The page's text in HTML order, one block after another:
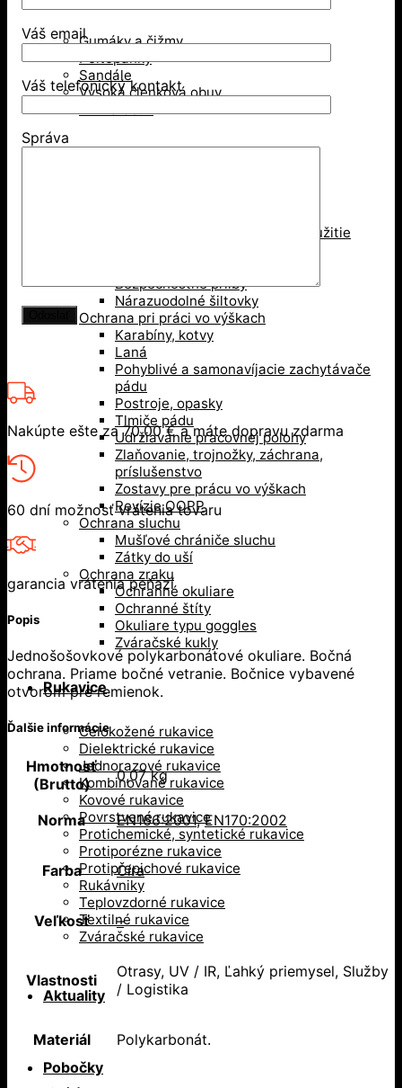
Gumáky a čižmy
Poltopánky
Sandále
Vysoká členková obuv
Zimná obuv
Respirátory na viacnásobné použitie
Bezpečnostné prilby
Nárazuodolné šiltovky
Ochrana pri práci vo výškach
Karabíny, kotvy
Laná
Pohyblivé a samonavíjacie zachytávače
pádu
Postroje, opasky
Tlmiče pádu
Udržiavanie pracovnej polohy
Zlaňovanie, trojnožky, záchrana,
príslušenstvo
Zostavy pre prácu vo výškach
Revízie OOPP
Ochrana sluchu
Mušľové chrániče sluchu
Zátky do uší
Ochrana zraku
Ochranné okuliare
Ochranné štíty
Okuliare typu goggles
Zváračské kukly
Rukavice
Celokožené rukavice
Dielektrické rukavice
Jednorazové rukavice
Kombinované rukavice
Kovové rukavice
Povrstvené rukavice
Protichemické, syntetické rukavice
Protiporézne rukavice
Protiprepichové rukavice
Rukávniky
Teplovzdorné rukavice
Textilné rukavice
Zváračské rukavice
Aktuality
Pobočky
Váš email
Váš telefonický kontakt
Správa
Nakúpte ešte za70,00€a máte dopravu zdarma
60 dní možnosť vrátenia tovaru
garancia vrátenia peňazí
Popis
Jednošošovkové polykarbonátové okuliare. Bočná
ochrana. Priame bočné vetranie. Bočnice vybavené
otvorom pre remienok.
Ďalšie informácie
Hmotnosť
(Brutto)
0,07 kg
Norma EN166:2001,EN170:2002
Farba Číra
Veľkosť –
Vlastnosti
Otrasy, UV / IR, Ľahký priemysel, Služby
/ Logistika
Materiál Polykarbonát.